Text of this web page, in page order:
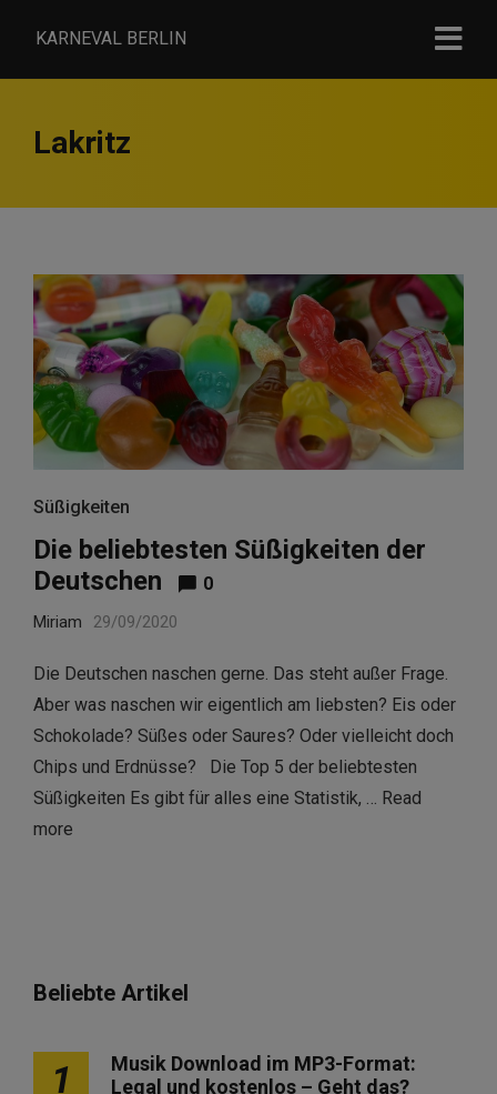
KARNEVAL BERLIN
Lakritz
Süßigkeiten
Die beliebtesten Süßigkeiten der
Deutschen
0
Miriam 29/09/2020
Die Deutschen naschen gerne. Das steht außer Frage.
Aber was naschen wir eigentlich am liebsten? Eis oder
Schokolade? Süßes oder Saures? Oder vielleicht doch
Chips und Erdnüsse? Die Top 5 der beliebtesten
Süßigkeiten Es gibt für alles eine Statistik, … Read
more
Beliebte Artikel
1
Musik Download im MP3-Format:
Legal und kostenlos – Geht das?